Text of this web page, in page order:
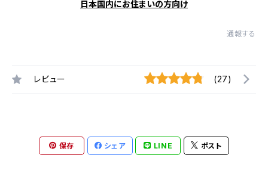
日本国内にお住まいの方向け
通報する
レビュー (27)
保存 シェア LINE ポスト